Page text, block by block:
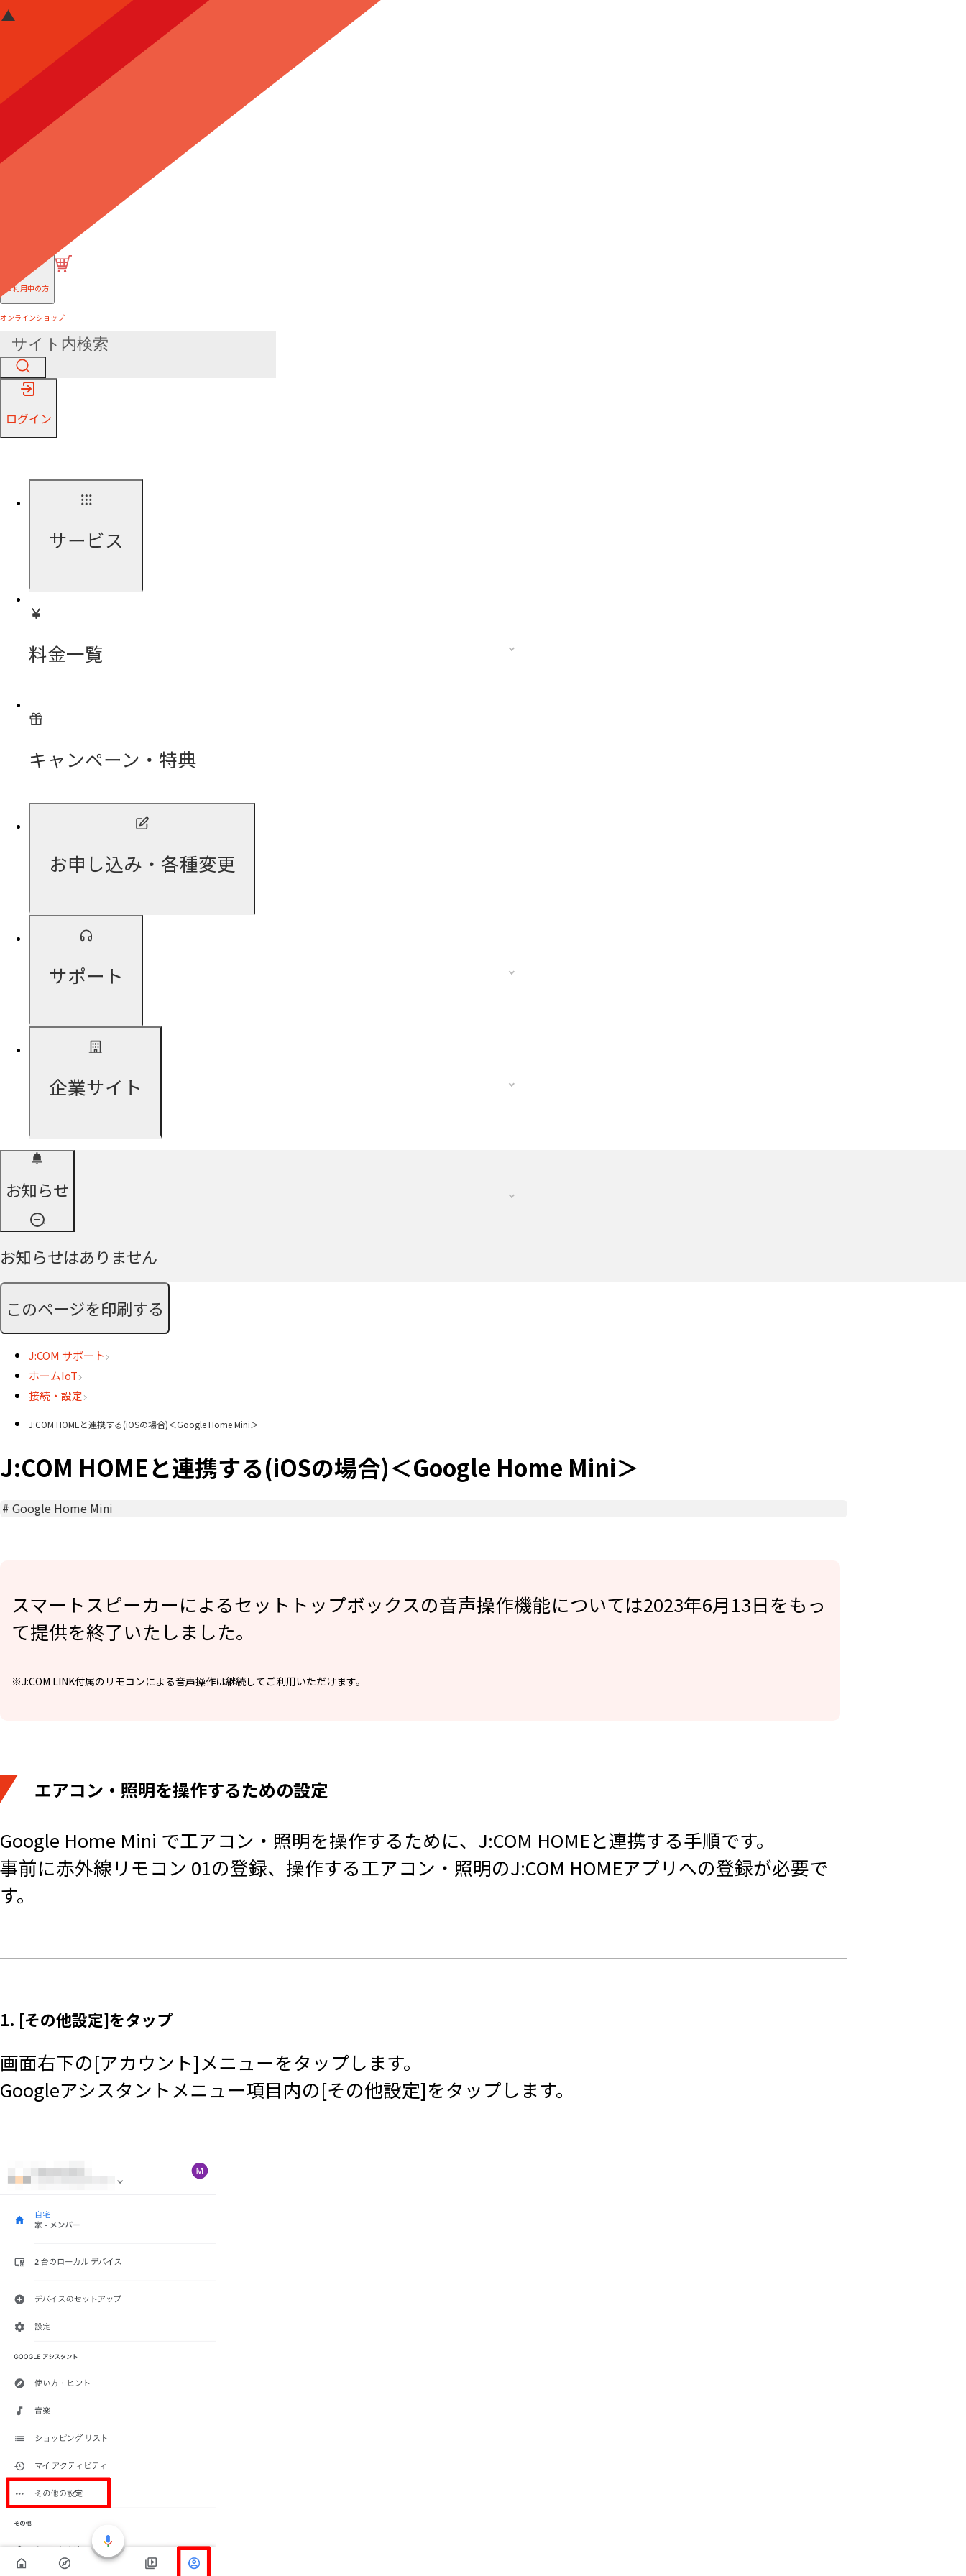
ご利用中の方
オンラインショップ
ログイン
サービス
料金一覧
キャンペーン・特典
お申し込み・各種変更
サポート
企業サイト
お知らせ
お知らせはありません
このページを印刷する
J:COM サポート
ホームIoT
接続・設定
J:COM HOMEと連携する(iOSの場合)＜Google Home Mini＞
J:COM HOMEと連携する(iOSの場合)＜Google Home Mini＞
#Google Home Mini
スマートスピーカーによるセットトップボックスの音声操作機能については2023年6月13日をもっ
て提供を終了いたしました。
※J:COM LINK付属のリモコンによる音声操作は継続してご利用いただけます。
エアコン・照明を操作するための設定
Google Home Mini で工アコン・照明を操作するために、J:COM HOMEと連携する手順です。
事前に赤外線リモコン 01の登録、操作する工アコン・照明のJ:COM HOMEアプリへの登録が必要で
す。
1. [その他設定]をタップ
画面右下の[アカウント]メニューをタップします。
Googleアシスタントメニュー項目内の[その他設定]をタップします。